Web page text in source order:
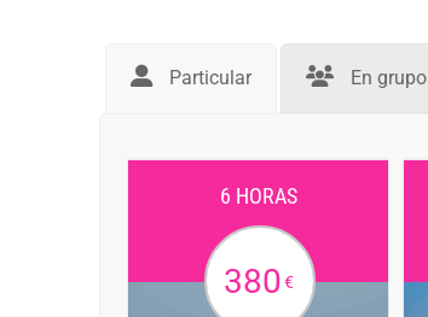
Particular En grupo
6 HORAS
380€